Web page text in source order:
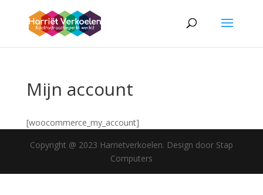
Mijn account
[woocommerce_my_account]
Copyright @ 2023 Harrietverkoelen. Design door Stap
Computers